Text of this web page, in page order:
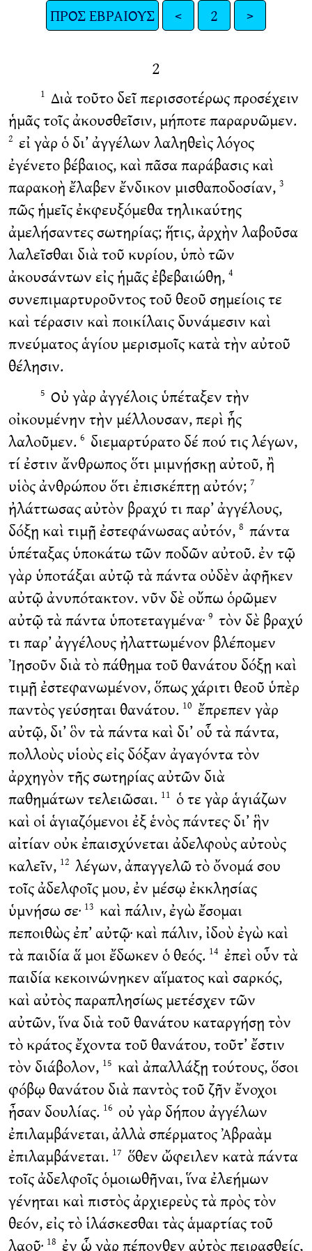
ΠΡΟΣ ΕΒΡΑΙΟΥΣ < 2 >
2
1 Διὰ τοῦτο δεῖ περισσοτέρως προσέχειν
ἡμᾶς τοῖς ἀκουσθεῖσιν, μήποτε παραρυῶμεν.
2 εἰ γὰρ ὁ δι’ ἀγγέλων λαληθεὶς λόγος
ἐγένετο βέβαιος, καὶ πᾶσα παράβασις καὶ
παρακοὴ ἔλαβεν ἔνδικον μισθαποδοσίαν, 3
πῶς ἡμεῖς ἐκφευξόμεθα τηλικαύτης
ἀμελήσαντες σωτηρίας; ἥτις, ἀρχὴν λαβοῦσα
λαλεῖσθαι διὰ τοῦ κυρίου, ὑπὸ τῶν
ἀκουσάντων εἰς ἡμᾶς ἐβεβαιώθη, 4
συνεπιμαρτυροῦντος τοῦ θεοῦ σημείοις τε
καὶ τέρασιν καὶ ποικίλαις δυνάμεσιν καὶ
πνεύματος ἁγίου μερισμοῖς κατὰ τὴν αὐτοῦ
θέλησιν.
5 Οὐ γὰρ ἀγγέλοις ὑπέταξεν τὴν
οἰκουμένην τὴν μέλλουσαν, περὶ ἧς
λαλοῦμεν. 6 διεμαρτύρατο δέ πού τις λέγων,
τί ἐστιν ἄνθρωπος ὅτι μιμνῄσκῃ αὐτοῦ, ἢ
υἱὸς ἀνθρώπου ὅτι ἐπισκέπτῃ αὐτόν; 7
ἠλάττωσας αὐτὸν βραχύ τι παρ’ ἀγγέλους,
δόξῃ καὶ τιμῇ ἐστεφάνωσας αὐτόν, 8 πάντα
ὑπέταξας ὑποκάτω τῶν ποδῶν αὐτοῦ. ἐν τῷ
γὰρ ὑποτάξαι αὐτῷ τὰ πάντα οὐδὲν ἀφῆκεν
αὐτῷ ἀνυπότακτον. νῦν δὲ οὔπω ὁρῶμεν
αὐτῷ τὰ πάντα ὑποτεταγμένα· 9 τὸν δὲ βραχύ
τι παρ’ ἀγγέλους ἠλαττωμένον βλέπομεν
Ἰησοῦν διὰ τὸ πάθημα τοῦ θανάτου δόξῃ καὶ
τιμῇ ἐστεφανωμένον, ὅπως χάριτι θεοῦ ὑπὲρ
παντὸς γεύσηται θανάτου. 10 ἔπρεπεν γὰρ
αὐτῷ, δι’ ὃν τὰ πάντα καὶ δι’ οὗ τὰ πάντα,
πολλοὺς υἱοὺς εἰς δόξαν ἀγαγόντα τὸν
ἀρχηγὸν τῆς σωτηρίας αὐτῶν διὰ
παθημάτων τελειῶσαι. 11 ὁ τε γὰρ ἁγιάζων
καὶ οἱ ἁγιαζόμενοι ἐξ ἑνὸς πάντες· δι’ ἣν
αἰτίαν οὐκ ἐπαισχύνεται ἀδελφοὺς αὐτοὺς
καλεῖν, 12 λέγων, ἀπαγγελῶ τὸ ὄνομά σου
τοῖς ἀδελφοῖς μου, ἐν μέσῳ ἐκκλησίας
ὑμνήσω σε· 13 καὶ πάλιν, ἐγὼ ἔσομαι
πεποιθὼς ἐπ’ αὐτῷ· καὶ πάλιν, ἰδοὺ ἐγὼ καὶ
τὰ παιδία ἅ μοι ἔδωκεν ὁ θεός. 14 ἐπεὶ οὖν τὰ
παιδία κεκοινώνηκεν αἵματος καὶ σαρκός,
καὶ αὐτὸς παραπλησίως μετέσχεν τῶν
αὐτῶν, ἵνα διὰ τοῦ θανάτου καταργήσῃ τὸν
τὸ κράτος ἔχοντα τοῦ θανάτου, τοῦτ’ ἔστιν
τὸν διάβολον, 15 καὶ ἀπαλλάξῃ τούτους, ὅσοι
φόβῳ θανάτου διὰ παντὸς τοῦ ζῆν ἔνοχοι
ἦσαν δουλίας. 16 οὐ γὰρ δήπου ἀγγέλων
ἐπιλαμβάνεται, ἀλλὰ σπέρματος Ἀβραὰμ
ἐπιλαμβάνεται. 17 ὅθεν ὤφειλεν κατὰ πάντα
τοῖς ἀδελφοῖς ὁμοιωθῆναι, ἵνα ἐλεήμων
γένηται καὶ πιστὸς ἀρχιερεὺς τὰ πρὸς τὸν
θεόν, εἰς τὸ ἱλάσκεσθαι τὰς ἁμαρτίας τοῦ
λαοῦ· 18 ἐν ᾧ γὰρ πέπονθεν αὐτὸς πειρασθείς,